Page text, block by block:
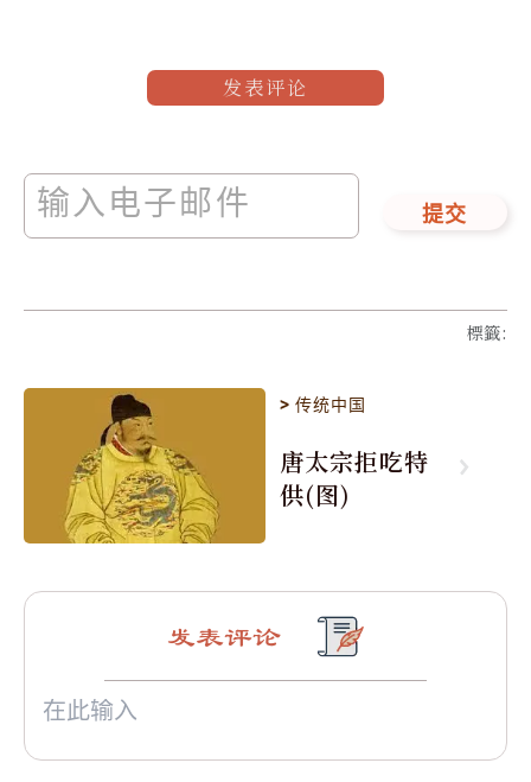
发表评论
提交
標籤:
>传统中国
唐太宗拒吃特
供(图)
发表评论